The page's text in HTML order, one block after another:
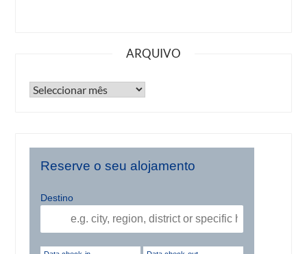
ARQUIVO
Reserve o seu alojamento
Destino